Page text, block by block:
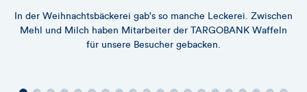
In der Weihnachtsbäckerei gab's so manche Leckerei. Zwischen
Mehl und Milch haben Mitarbeiter der TARGOBANK Waffeln
für unsere Besucher gebacken.